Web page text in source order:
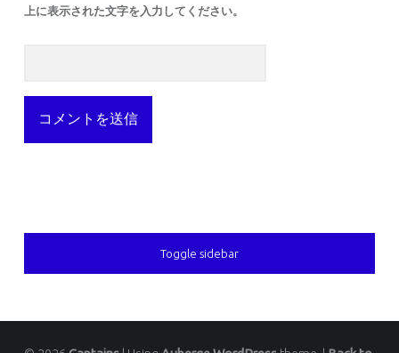
上に表示された文字を入力してください。
SIDEBAR
Toggle sidebar